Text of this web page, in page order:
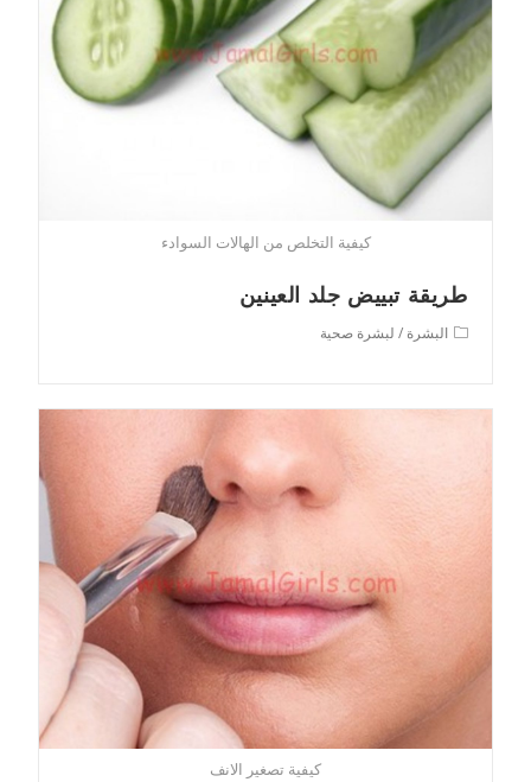
كيفية التخلص من الهالات السوادء
طريقة تبييض جلد العينين
Postالبشرة / لبشرة صحية
كيفية تصغير الانف